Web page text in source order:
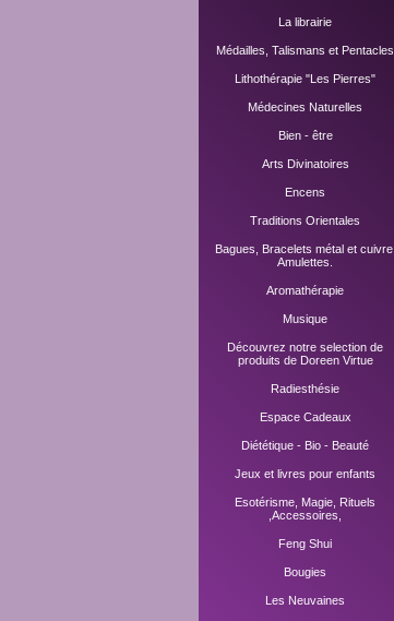
La librairie
Médailles, Talismans et Pentacles
Lithothérapie "Les Pierres"
Médecines Naturelles
Bien - être
Arts Divinatoires
Encens
Traditions Orientales
Bagues, Bracelets métal et cuivre,
Amulettes.
Aromathérapie
Musique
Découvrez notre selection de
produits de Doreen Virtue
Radiesthésie
Espace Cadeaux
Diététique - Bio - Beauté
Jeux et livres pour enfants
Esotérisme, Magie, Rituels
,Accessoires,
Feng Shui
Bougies
Les Neuvaines